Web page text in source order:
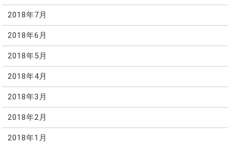
2018年7月
2018年6月
2018年5月
2018年4月
2018年3月
2018年2月
2018年1月